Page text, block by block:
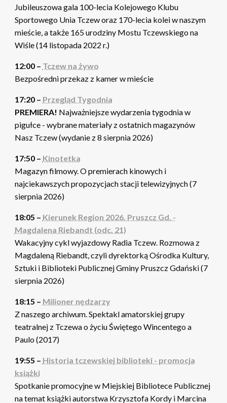
Jubileuszowa gala 100-lecia Kolejowego Klubu
Sportowego Unia Tczew oraz 170-lecia kolei w naszym
mieście, a także 165 urodziny Mostu Tczewskiego na
Wiśle (14 listopada 2022 r.)
12:00 – Tczew na żywo
Bezpośredni przekaz z kamer w mieście
17:20 – Przegląd Tygodnia
PREMIERA! Najważniejsze wydarzenia tygodnia w
pigułce - wybrane materiały z ostatnich magazynów
Nasz Tczew (wydanie z 8 sierpnia 2026)
17:50 – Kinotetka
Magazyn filmowy. O premierach kinowych i
najciekawszych propozycjach stacji telewizyjnych (7
sierpnia 2026)
18:05 – Kierunek Region 2026. Pruszcz Gd. -
Magdalena Riebandt (odc. 21)
Wakacyjny cykl wyjazdowy Radia Tczew. Rozmowa z
Magdaleną Riebandt, czyli dyrektorką Ośrodka Kultury,
Sztuki i Biblioteki Publicznej Gminy Pruszcz Gdański (7
sierpnia 2026)
18:15 – Milioner nędzarzy
Z naszego archiwum. Spektakl amatorskiej grupy
teatralnej z Tczewa o życiu Świętego Wincentego a
Paulo (2017)
19:55 – Historia tczewskiej biblioteki - promocja
książki
Spotkanie promocyjne w Miejskiej Bibliotece Publicznej
na temat książki autorstwa Krzysztofa Kordy i Marcina